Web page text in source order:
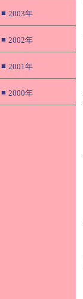
■ 2003年
■ 2002年
■ 2001年
■ 2000年